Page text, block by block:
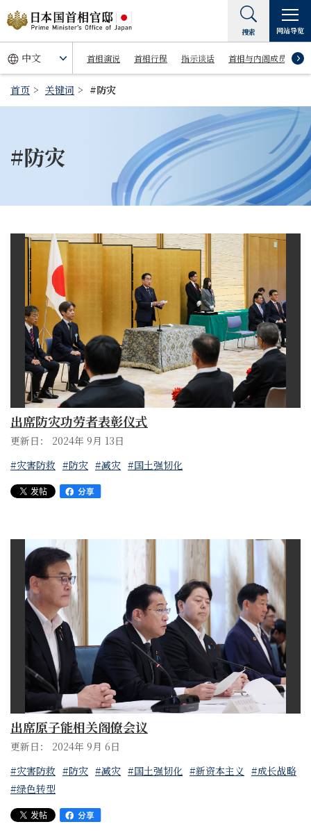
首相演说 首相行程 指示谈话 首相与内阁成员
搜索 网站导览
首页 关键词 #防灾
#防灾
出席防灾功劳者表彰仪式
更新日： 2024年 9月 13日
#灾害防救 #防灾 #减灾 #国土强韧化
出席原子能相关阁僚会议
更新日： 2024年 9月 6日
#灾害防救 #防灾 #减灾 #国土强韧化 #新资本主义 #成长战略
#绿色转型